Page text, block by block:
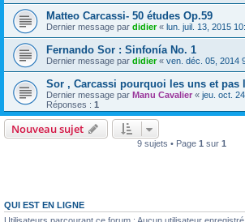
Matteo Carcassi- 50 études Op.59
Dernier message par didier« lun. juil. 13, 2015
Fernando Sor : Sinfonía No. 1
Dernier message par didier« ven. déc. 05, 2014
Sor , Carcassi pourquoi les uns et pas
Dernier message par Manu Cavalier « jeu. oct.
Réponses : 1
Nouveau sujet
9 sujets • Page 1 sur 1
QUI EST EN LIGNE